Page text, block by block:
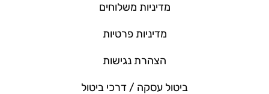
מדיניות משלוחים
מדיניות פרטיות
הצהרת נגישות
ביטול עסקה / דרכי ביטול